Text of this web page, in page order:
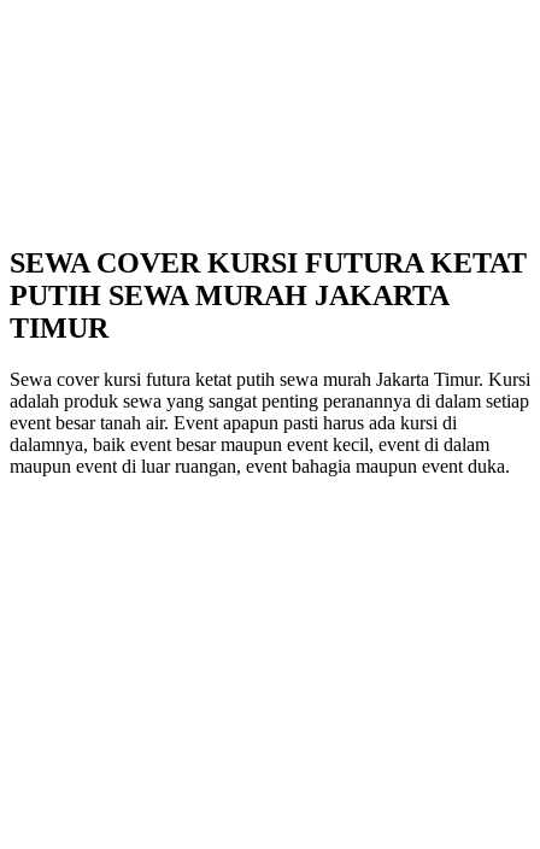
SEWA COVER KURSI FUTURA KETAT
PUTIH SEWA MURAH JAKARTA
TIMUR
Sewa cover kursi futura ketat putih sewa murah Jakarta Timur. Kursi
adalah produk sewa yang sangat penting peranannya di dalam setiap
event besar tanah air. Event apapun pasti harus ada kursi di
dalamnya, baik event besar maupun event kecil, event di dalam
maupun event di luar ruangan, event bahagia maupun event duka.